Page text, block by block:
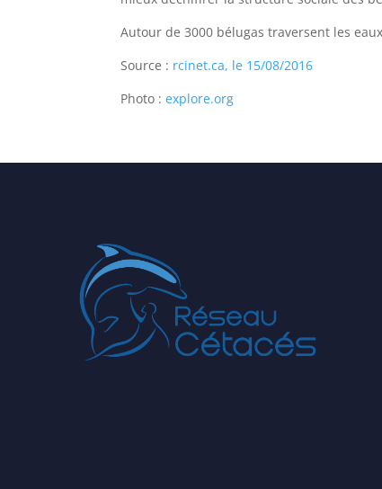
Autour de 3000 bélugas traversent les
Source : rcinet.ca, le 15/08/2016
Photo :explore.org